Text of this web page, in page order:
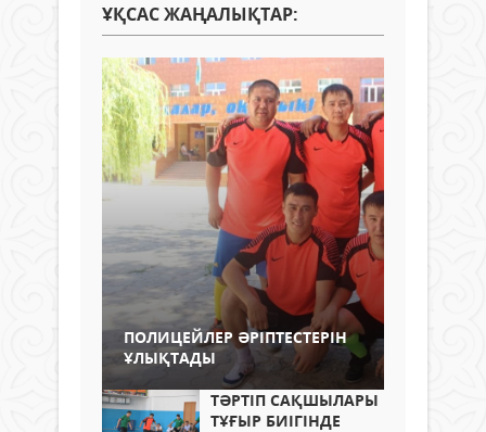
ҰҚСАС ЖАҢАЛЫҚТАР:
ПОЛИЦЕЙЛЕР ӘРІПТЕСТЕРІН
ҰЛЫҚТАДЫ
ТӘРТІП САҚШЫЛАРЫ
ТҰҒЫР БИІГІНДЕ